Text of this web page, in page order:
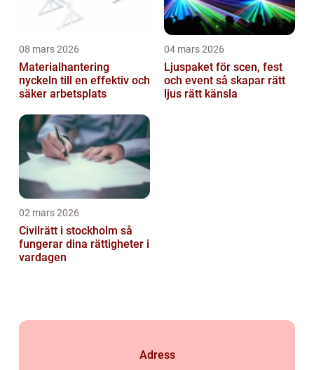
08 mars 2026
Materialhantering
nyckeln till en effektiv och
säker arbetsplats
04 mars 2026
Ljuspaket för scen, fest
och event så skapar rätt
ljus rätt känsla
02 mars 2026
Civilrätt i stockholm så
fungerar dina rättigheter i
vardagen
Adress